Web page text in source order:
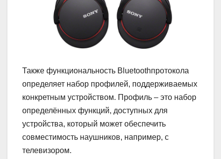
Также функциональность Bluetoothпротокола
определяет набор профилей, поддерживаемых
конкретным устройством. Профиль – это набор
определённых функций, доступных для
устройства, который может обеспечить
совместимость наушников, например, с
телевизором.